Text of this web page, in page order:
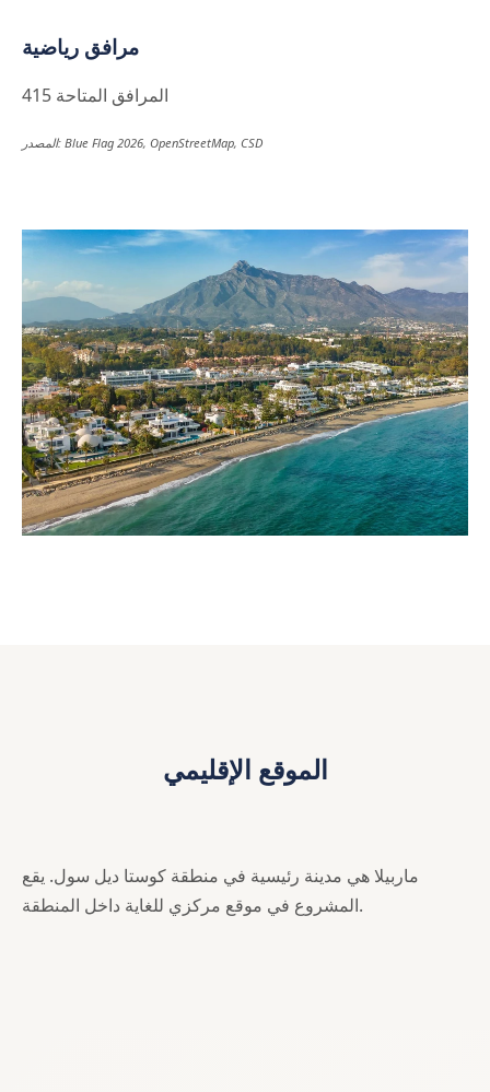
مرافق رياضية
415 المرافق المتاحة
المصدر: Blue Flag 2026, OpenStreetMap, CSD
الموقع الإقليمي
ماربيلا هي مدينة رئيسية في منطقة كوستا ديل سول. يقع
المشروع في موقع مركزي للغاية داخل المنطقة.